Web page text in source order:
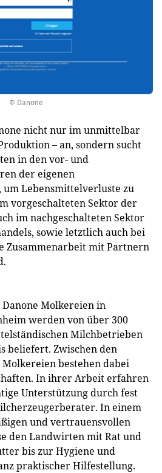
© Danone
nicht nur im unmittelbar
– an, sondern sucht
in den vor- und
der eigenen
um Lebensmittelverluste zu
vorgeschalteten Sektor der
im nachgeschalteten Sektor
sowie letztlich auch bei
Zusammenarbeit mit Partnern
Molkereien in
werden von über 300
Milchbetrieben
beliefert. Zwischen den
bestehen dabei
In ihrer Arbeit erfahren
Unterstützung durch fest
In einem
und vertrauensvollen
den Landwirten mit Rat und
bis zur Hygiene und
praktischer Hilfestellung.